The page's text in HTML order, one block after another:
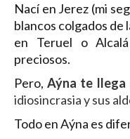
Nací en Jerez (mi
blancos colgados de
en Teruel o
preciosos.
Pero,Aýna te llega
idiosincrasia y sus
Todo en Aýna es